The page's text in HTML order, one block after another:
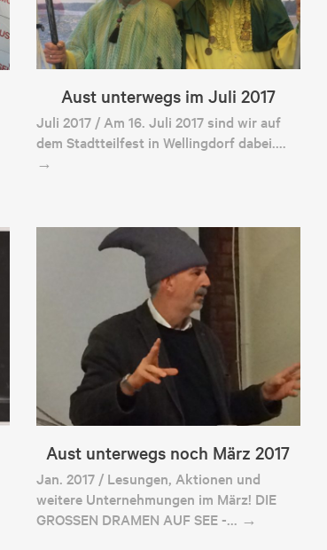
Aust unterwegs im Juli 2017
Juli 2017 / Am 16. Juli 2017 sind wir auf
dem Stadtteilfest in Wellingdorf dabei.…
→
Aust unterwegs noch März 2017
Jan. 2017 / Lesungen, Aktionen und
weitere Unternehmungen im März! DIE
GROSSEN DRAMEN AUF SEE -… →